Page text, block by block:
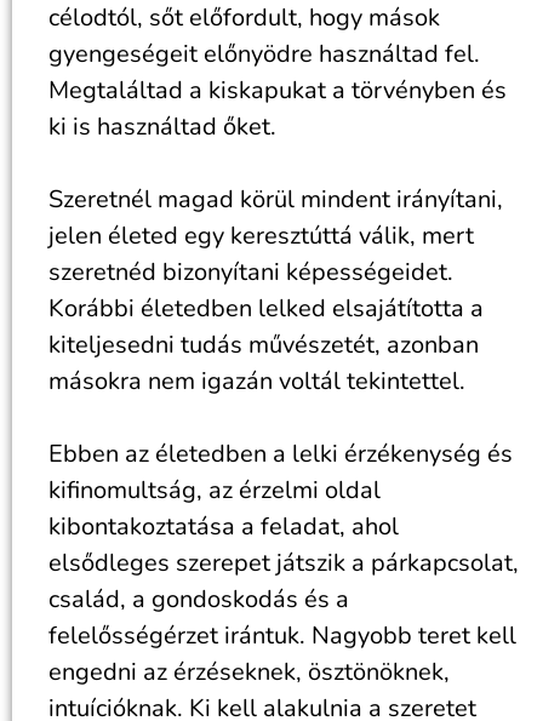
célodtól, sőt előfordult, hogy mások
gyengeségeit előnyödre használtad fel.
Megtaláltad a kiskapukat a törvényben és
ki is használtad őket.
Szeretnél magad körül mindent irányítani,
jelen életed egy keresztúttá válik, mert
szeretnéd bizonyítani képességeidet.
Korábbi életedben lelked elsajátította a
kiteljesedni tudás művészetét, azonban
másokra nem igazán voltál tekintettel.
Ebben az életedben a lelki érzékenység és
kifinomultság, az érzelmi oldal
kibontakoztatása a feladat, ahol
elsődleges szerepet játszik a párkapcsolat,
család, a gondoskodás és a
felelősségérzet irántuk. Nagyobb teret kell
engedni az érzéseknek, ösztönöknek,
intuícióknak. Ki kell alakulnia a szeretet